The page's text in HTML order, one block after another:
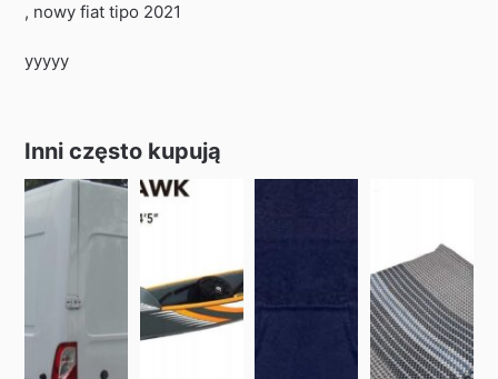
, nowy fiat tipo 2021
yyyyy
Inni często kupują